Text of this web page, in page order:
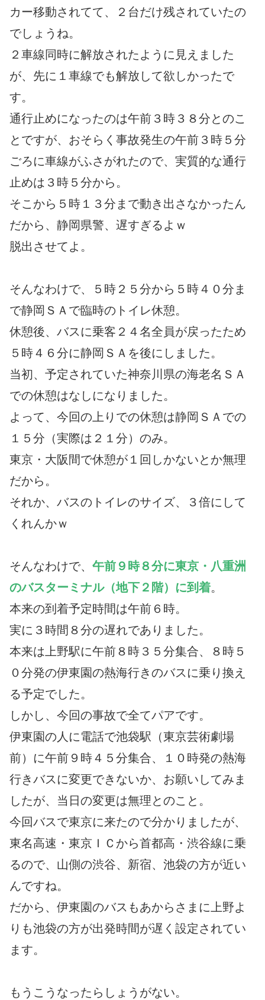
カー移動されてて、２台だけ残されていたの
でしょうね。
２車線同時に解放されたように見えました
が、先に１車線でも解放して欲しかったで
す。
通行止めになったのは午前３時３８分とのこ
とですが、おそらく事故発生の午前３時５分
ごろに車線がふさがれたので、実質的な通行
止めは３時５分から。
そこから５時１３分まで動き出さなかったん
だから、静岡県警、遅すぎるよｗ
脱出させてよ。
そんなわけで、５時２５分から５時４０分ま
で静岡ＳＡで臨時のトイレ休憩。
休憩後、バスに乗客２４名全員が戻ったため
５時４６分に静岡ＳＡを後にしました。
当初、予定されていた神奈川県の海老名ＳＡ
での休憩はなしになりました。
よって、今回の上りでの休憩は静岡ＳＡでの
１５分（実際は２１分）のみ。
東京・大阪間で休憩が１回しかないとか無理
だから。
それか、バスのトイレのサイズ、３倍にして
くれんかｗ
そんなわけで、 午前９時８分に東京・八重洲
のバスターミナル（地下２階）に到着。
本来の到着予定時間は午前６時。
実に３時間８分の遅れでありました。
本来は上野駅に午前８時３５分集合、８時５
０分発の伊東園の熱海行きのバスに乗り換え
る予定でした。
しかし、今回の事故で全てパアです。
伊東園の人に電話で池袋駅（東京芸術劇場
前）に午前９時４５分集合、１０時発の熱海
行きバスに変更できないか、お願いしてみま
したが、当日の変更は無理とのこと。
今回バスで東京に来たので分かりましたが、
東名高速・東京ＩＣから首都高・渋谷線に乗
るので、山側の渋谷、新宿、池袋の方が近い
んですね。
だから、伊東園のバスもあからさまに上野よ
りも池袋の方が出発時間が遅く設定されてい
ます。
もうこうなったらしょうがない。